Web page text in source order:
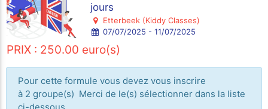
jours
Etterbeek (Kiddy Classes)
07/07/2025 - 11/07/2025
PRIX : 250.00 euro(s)
Pour cette formule vous devez vous inscrire
à 2 groupe(s) Merci de le(s) sélectionner dans la liste